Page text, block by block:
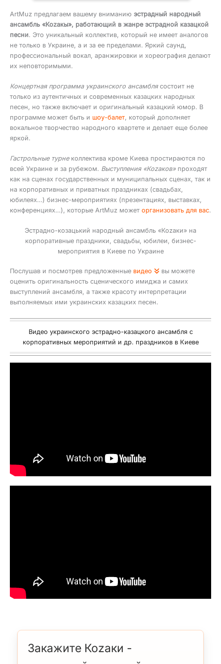
ArtMuz предлагаем вашему вниманию эстрадный народный
ансамбль «Коzакы», работающий в жанре эстрадной казацкой
песни. Это уникальный коллектив, который не имеет аналогов
не только в Украине, а и за ее пределами. Яркий саунд,
профессиональный вокал, аранжировки и хореография делают
их неповторимыми.
Концертная программа украинского ансамблясостоит не
только из аутентичных и современных казацких народных
песен, но также включает и оригинальный казацкий юмор. В
программе может быть и шоу-балет, который дополняет
вокальное творчество народного квартете и делает еще более
яркой.
Гастрольные турнеколлектива кроме Киева простираются по
всей Украине и за рубежом. Выступления «Коzаков»проходят
как на сценах государственных и муниципальных сценах, так и
на корпоративных и приватных праздниках (свадьбах,
юбилеях…) бизнес-мероприятиях (презентациях, выставках,
конференциях…), которые ArtMuz может организовать для вас.
Эстрадно-козацький народный ансамбль «Коzаки» на
корпоративные праздники, свадьбы, юбилеи, бизнес-
мероприятия в Киеве по Украине
Послушав и посмотрев предложенные видео
вы можете
оценить оригинальность сценического имиджа и самих
выступлений ансамбля, а также красоту интерпретации
выполняемых ими украинских казацких песен.
Видео украинского эстрадно-казацкого ансамбля с
корпоративных мероприятий и др. праздников в Киеве
Закажите Коzаки -